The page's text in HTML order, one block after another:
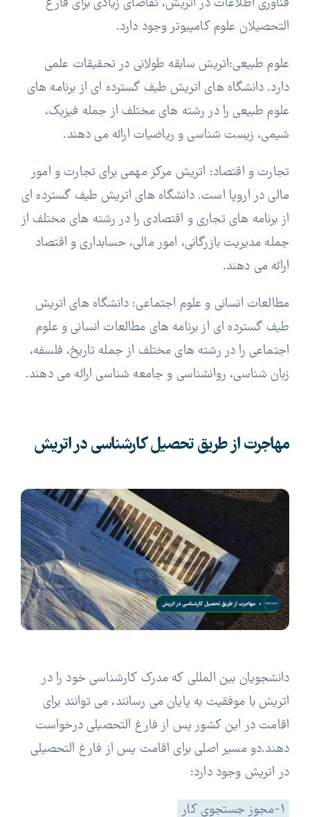
التحصیلان علوم کامپیوتر وجود دارد.
علوم طبیعی:اتریش سابقه طولانی در تحقیقات علمی
دارد. دانشگاه های اتریش طیف گسترده ای از برنامه های
علوم طبیعی را در رشته های مختلف از جمله فیزیک،
شیمی، زیست شناسی و ریاضیات ارائه می دهند.
تجارت و اقتصاد: اتریش مرکز مهمی برای تجارت و امور
مالی در اروپا است. دانشگاه های اتریش طیف گسترده ای
از برنامه های تجاری و اقتصادی را در رشته های مختلف از
جمله مدیریت بازرگانی، امور مالی، حسابداری و اقتصاد
ارائه می دهند.
مطالعات انسانی و علوم اجتماعی: دانشگاه های اتریش
طیف گسترده ای از برنامه های مطالعات انسانی و علوم
اجتماعی را در رشته های مختلف از جمله تاریخ، فلسفه،
زبان شناسی، روانشناسی و جامعه شناسی ارائه می دهند.
مهاجرت از طریق تحصیل کارشناسی در اتریش
دانشجویان بین المللی که مدرک کارشناسی خود را در
اتریش با موفقیت به پایان می رسانند، می توانند برای
اقامت در این کشور پس از فارغ التحصیلی درخواست
دهند.دو مسیر اصلی برای اقامت پس از فارغ التحصیلی
در اتریش وجود دارد:
۱-مجوز جستجوی کار